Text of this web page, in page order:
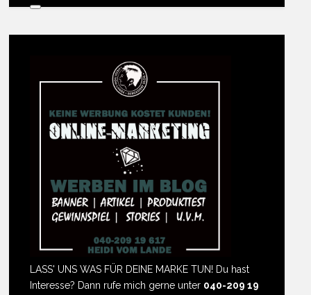
LASS' UNS WAS FÜR DEINE MARKE TUN! Du hast
Interesse? Dann rufe mich gerne unter 040-209 19